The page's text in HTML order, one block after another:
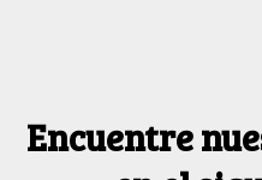
Encuentre